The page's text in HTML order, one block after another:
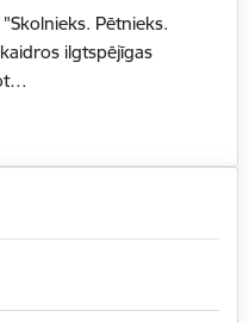
Pētnieks.
ilgtspējīgas